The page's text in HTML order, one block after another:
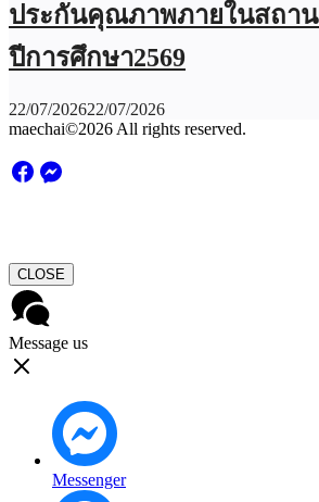
ประกันคุณภาพภายในสถา
ปีการศึกษา2569
22/07/202622/07/2026
maechai©2026 All rights reserved.
CLOSE
Message us
Messenger